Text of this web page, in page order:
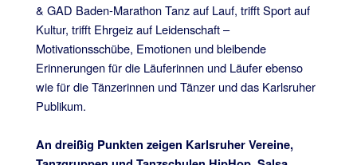
& GAD Baden-Marathon Tanz auf Lauf, trifft Sport auf
Kultur, trifft Ehrgeiz auf Leidenschaft –
Motivationsschübe, Emotionen und bleibende
Erinnerungen für die Läuferinnen und Läufer ebenso
wie für die Tänzerinnen und Tänzer und das Karlsruher
Publikum.
An dreißig Punkten zeigen Karlsruher Vereine,